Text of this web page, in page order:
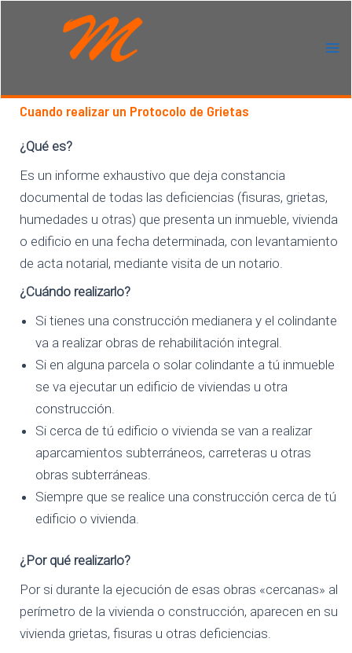
Cuando realizar un Protocolo de Grietas
¿Qué es?
Es un informe exhaustivo que deja constancia
documental de todas las deficiencias (fisuras, grietas,
humedades u otras) que presenta un inmueble, vivienda
o edificio en una fecha determinada, con levantamiento
de acta notarial, mediante visita de un notario.
¿Cuándo realizarlo?
Si tienes una construcción medianera y el colindante
va a realizar obras de rehabilitación integral.
Si en alguna parcela o solar colindante a tú inmueble
se va ejecutar un edificio de viviendas u otra
construcción.
Si cerca de tú edificio o vivienda se van a realizar
aparcamientos subterráneos, carreteras u otras
obras subterráneas.
Siempre que se realice una construcción cerca de tú
edificio o vivienda.
¿Por qué realizarlo?
Por si durante la ejecución de esas obras «cercanas» al
perímetro de la vivienda o construcción, aparecen en su
vivienda grietas, fisuras u otras deficiencias.